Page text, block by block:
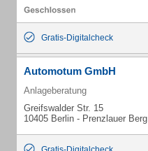
Gratis-Digitalcheck
Automotum GmbH
Anlageberatung
Greifswalder Str. 15
10405 Berlin - Prenzlauer Berg